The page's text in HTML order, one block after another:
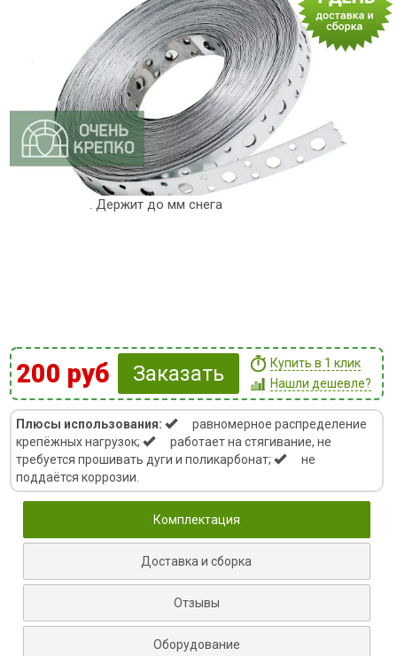
. Держит до мм снега
200 руб Заказать
Купить в 1 клик
Нашли дешевле?
Плюсы использования:
равномерное распределение
крепёжных нагрузок;
работает на стягивание, не
требуется прошивать дуги и поликарбонат;
не
поддаётся коррозии.
Комплектация
Доставка и сборка
Отзывы
Оборудование